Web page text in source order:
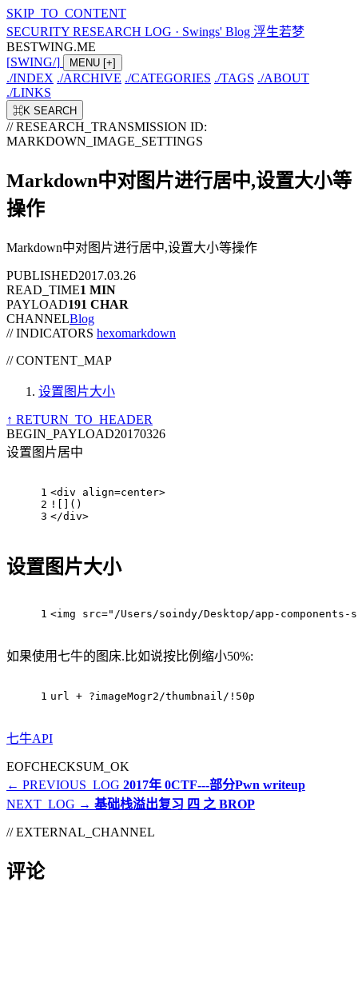
SKIP_TO_CONTENT
SECURITY RESEARCH LOG · Swings' Blog 浮生若梦
BESTWING.ME
[SWING/] MENU [+]
./INDEX ./ARCHIVE ./CATEGORIES ./TAGS ./ABOUT
./LINKS
⌘K SEARCH
// RESEARCH_TRANSMISSION ID:
MARKDOWN_IMAGE_SETTINGS
Markdown中对图片进行居中,设置大小等
操作
Markdown中对图片进行居中,设置大小等操作
PUBLISHED2017.03.26
READ_TIME1 MIN
PAYLOAD191 CHAR
CHANNELBlog
// INDICATORS hexomarkdown
//CONTENT_MAP
设置图片大小
↑ RETURN_TO_HEADER
BEGIN_PAYLOAD20170326
设置图片居中
1
2
3
<div align=center>
![]()
</div>
设置图片大小
1 <img src="/Users/soindy/Desktop/app-
如果使用七牛的图床.比如说按比例缩小50%:
1 url + ?imageMogr2/thumbnail/!50p
七牛API
EOFCHECKSUM_OK
← PREVIOUS_LOG 2017年 0CTF---部分Pwn writeup
NEXT_LOG → 基础栈溢出复习 四 之 BROP
// EXTERNAL_CHANNEL
评论